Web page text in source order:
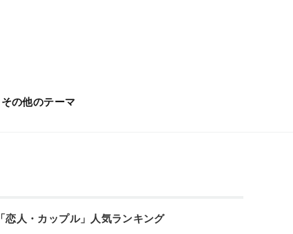
その他のテーマ
「恋人・カップル」人気ランキング